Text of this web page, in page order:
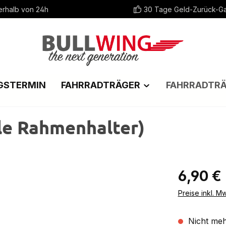
von 24h 30 Tage Geld-Zurück-
FAHRRADTRÄGER
Rahmenhalter)
Regulärer
6,90 €
Preise inkl.
Nicht